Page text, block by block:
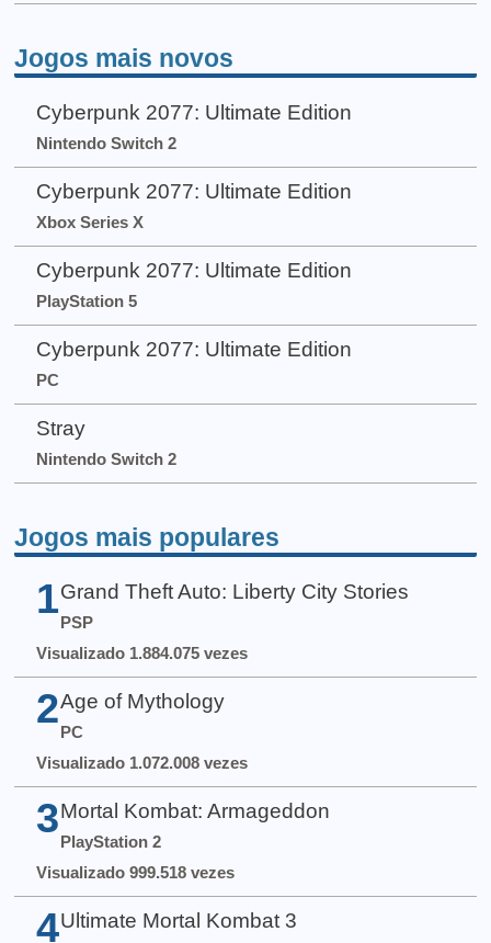
Jogos mais novos
Cyberpunk 2077: Ultimate Edition
Nintendo Switch 2
Cyberpunk 2077: Ultimate Edition
Xbox Series X
Cyberpunk 2077: Ultimate Edition
PlayStation 5
Cyberpunk 2077: Ultimate Edition
PC
Stray
Nintendo Switch 2
Jogos mais populares
1 Grand Theft Auto: Liberty City Stories
PSP
Visualizado 1.884.075 vezes
2 Age of Mythology
PC
Visualizado 1.072.008 vezes
3 Mortal Kombat: Armageddon
PlayStation 2
Visualizado 999.518 vezes
4 Ultimate Mortal Kombat 3